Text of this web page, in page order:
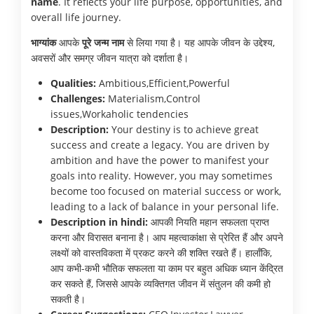
overall life journey.
भाग्यांकआपकेपूरे जन्म नामसे लिया गया है। यह आपके जीवन के उद्देश्य,
अवसरों और समग्र जीवन यात्रा को दर्शाता है।
Qualities: Ambitious,Efficient,Powerful
Challenges: Materialism,Control
issues,Workaholic tendencies
Description: Your destiny is to achieve great
success and create a legacy. You are driven by
ambition and have the power to manifest your
goals into reality. However, you may sometimes
become too focused on material success or work,
leading to a lack of balance in your personal life.
Description in hindi: आपकी नियति महान सफलता प्राप्त
करना और विरासत बनाना है। आप महत्वाकांक्षा से प्रेरित हैं और अपने
लक्ष्यों को वास्तविकता में प्रकट करने की शक्ति रखते हैं। हालाँकि,
आप कभी-कभी भौतिक सफलता या काम पर बहुत अधिक ध्यान केंद्रित
कर सकते हैं, जिससे आपके व्यक्तिगत जीवन में संतुलन की कमी हो
सकती है।